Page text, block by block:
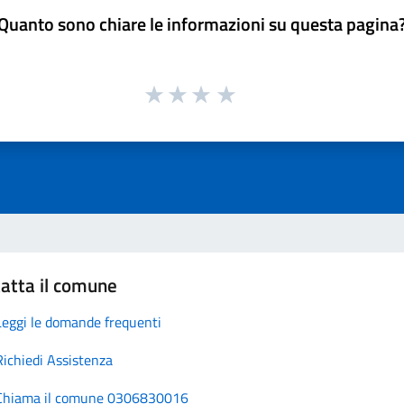
sono chiare le informazioni su questa
il comune
le domande frequenti
Assistenza
il comune 0306830016